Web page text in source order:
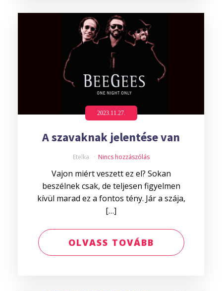
2023.11.27.
A szavaknak jelentése van
Etelka Nincs hozzászólás
Vajon miért veszett ez el? Sokan
beszélnek csak, de teljesen figyelmen
kívül marad ez a fontos tény. Jár a szája,
[…]
OLVASS TOVÁBB